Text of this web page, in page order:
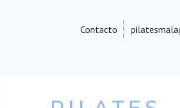
Contacto